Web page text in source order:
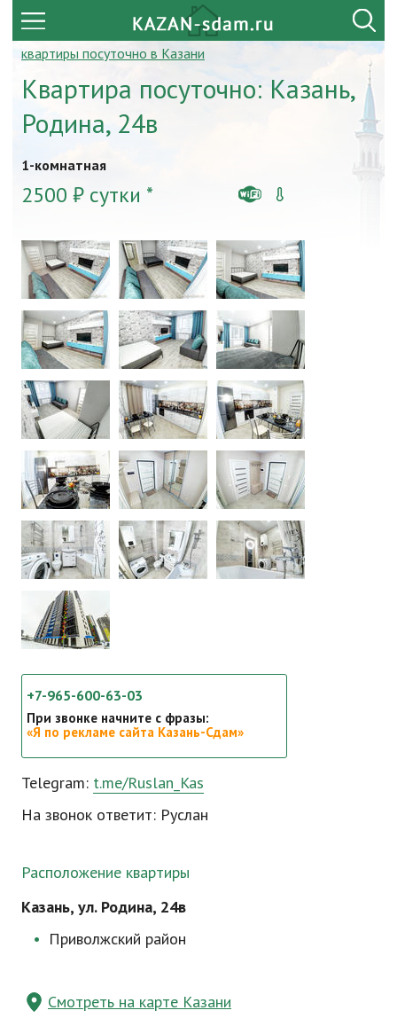
квартиры посуточно в Казани
Квартира посуточно: Казань,
Родина, 24в
1-комнатная
2500 ₽ сутки *
+7-965-600-63-03
При звонке начните с фразы:
«Я по рекламе сайта Казань-Сдам»
Telegram: t.me/Ruslan_Kas
На звонок ответит: Руслан
Расположение квартиры
Казань, ул. Родина, 24в
Приволжский район
Смотреть на карте Казани